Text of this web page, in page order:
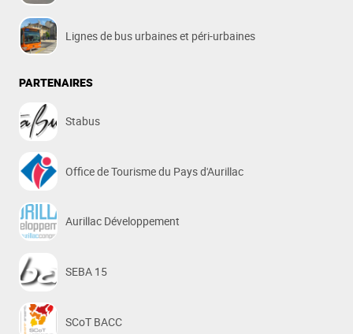
Lignes de bus urbaines et péri-urbaines
PARTENAIRES
Stabus
Office de Tourisme du Pays d'Aurillac
Aurillac Développement
SEBA 15
SCoT BACC